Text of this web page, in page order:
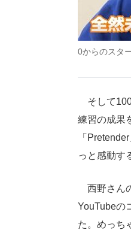
0からのスタ
そして100
練習の成果
「
っと感動す
西野さん
YouTubeの
た。めっち